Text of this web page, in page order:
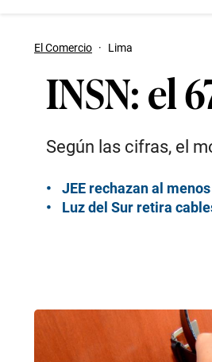
El Comercio · Lima
INSN: el
Según las cifras, el
JEE rechazan al
Luz del Sur retira